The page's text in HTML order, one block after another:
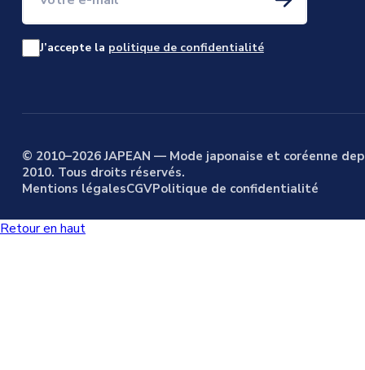
J’accepte la politique de confidentialité
© 2010–2026 JAPEAN — Mode japonaise et coréenne
2010. Tous droits réservés.
Mentions légalesCGVPolitique de confidentialité
Retour en haut